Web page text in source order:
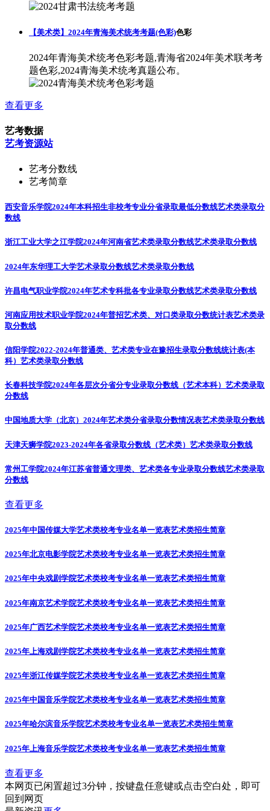
【美术类】2024年青海美术统考考题(色彩)色彩
2024年青海美术统考色彩考题,青海省2024年美术联考考
题色彩,2024青海美术统考真题公布。
查看更多
艺考数据
艺考资源站
艺考分数线
艺考简章
西安音乐学院2024年本科招生非校考专业分省录取最低分数线艺术类录取分
数线
浙江工业大学之江学院2024年河南省艺术类录取分数线艺术类录取分数线
2024年东华理工大学艺术录取分数线艺术类录取分数线
许昌电气职业学院2024年艺术专科批各专业录取分数线艺术类录取分数线
河南应用技术职业学院2024年普招艺术类、对口类录取分数统计表艺术类录
取分数线
信阳学院2022-2024年普通类、艺术类专业在豫招生录取分数线统计表(本
科） 艺术类录取分数线
长春科技学院2024年各层次分省分专业录取分数线（艺术本科） 艺术类录取
分数线
中国地质大学（北京）2024年艺术类分省录取分数情况表艺术类录取分数线
天津天狮学院2023-2024年各省录取分数线（艺术类） 艺术类录取分数线
常州工学院2024年江苏省普通文理类、艺术类各专业录取分数线艺术类录取
分数线
查看更多
2025年中国传媒大学艺术类校考专业名单一览表艺术类招生简章
2025年北京电影学院艺术类校考专业名单一览表艺术类招生简章
2025年中央戏剧学院艺术类校考专业名单一览表艺术类招生简章
2025年南京艺术学院艺术类校考专业名单一览表艺术类招生简章
2025年广西艺术学院艺术类校考专业名单一览表艺术类招生简章
2025年上海戏剧学院艺术类校考专业名单一览表艺术类招生简章
2025年浙江传媒学院艺术类校考专业名单一览表艺术类招生简章
2025年中国音乐学院艺术类校考专业名单一览表艺术类招生简章
2025年哈尔滨音乐学院艺术类校考专业名单一览表艺术类招生简章
2025年上海音乐学院艺术类校考专业名单一览表艺术类招生简章
查看更多
本网页已闲置超过3分钟，按键盘任意键或点击空白处，即可
回到网页